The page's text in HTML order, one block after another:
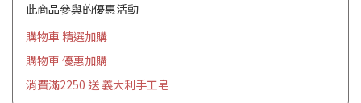
此商品參與的優惠活動
購物車 精選加購
購物車 優惠加購
消費滿2250 送 義大利手工皂